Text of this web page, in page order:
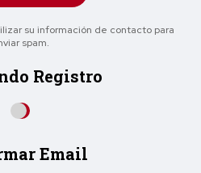
su información de contacto para
spam.
Registro
Email